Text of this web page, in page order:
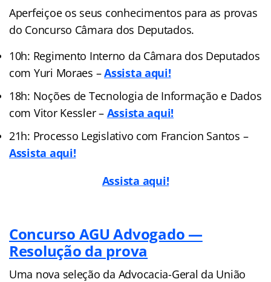
Aperfeiçoe os seus conhecimentos para as provas
do Concurso Câmara dos Deputados.
10h: Regimento Interno da Câmara dos Deputados
com Yuri Moraes –Assista aqui!
18h: Noções de Tecnologia de Informação e Dados
com Vitor Kessler – Assista aqui!
21h: Processo Legislativo com Francion Santos –
Assista aqui!
Assista aqui!
Concurso AGU Advogado —
Resolução da prova
Uma nova seleção da Advocacia-Geral da União